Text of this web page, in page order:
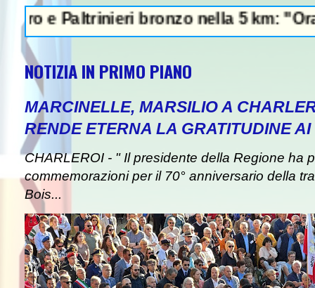
bronzo nella 5 km: "Ora ci
NOTIZIA IN PRIMO PIANO
MARCINELLE, MARSILIO A
RENDE ETERNA LA GRATITUDINE
CHARLEROI - " Il presidente della Regione ha
commemorazioni per il 70° anniversario della
Bois...